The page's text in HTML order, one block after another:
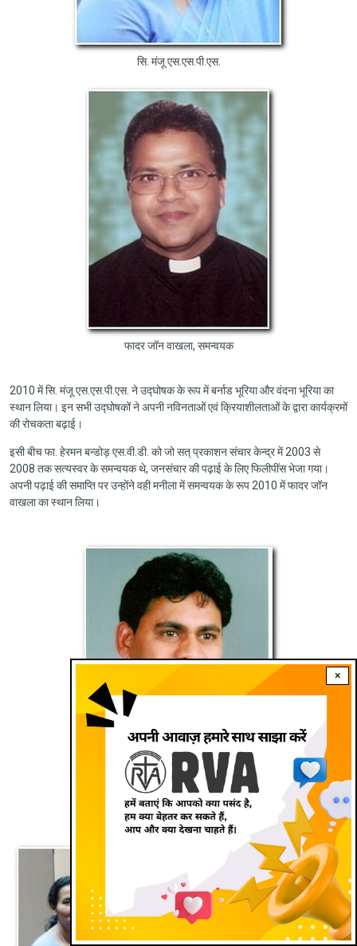
सि. मंजू एस.एस.पी.एस.
फादर जॉन वाखला, समन्वयक
2010 में सि. मंजू एस.एस.पी.एस. ने उद्घोषक के रूप में बर्नाड भूरिया और वंदना भूरिया का
स्थान लिया। इन सभी उद्घोषकों ने अपनी नविनताओं एवं क्रियाशीलताओं के द्वारा कार्यक्रमों
की रोचकता बढ़ाई।
इसी बीच फा. हेरमन बन्डोड़ एस.वी.डी. को जो सत् प्रकाशन संचार केन्द्र में 2003 से
2008 तक सत्यस्वर के समन्वयक थे, जनसंचार की पढ़ाई के लिए फिलीपींस भेजा गया।
अपनी पढ़ाई की समाप्ति पर उन्होंने वही मनीला में समन्वयक के रूप 2010 में फादर जॉन
वाखला का स्थान लिया।
फा. हेरमन बन्डोड़,
एस वी.डी. समन्वयक
×